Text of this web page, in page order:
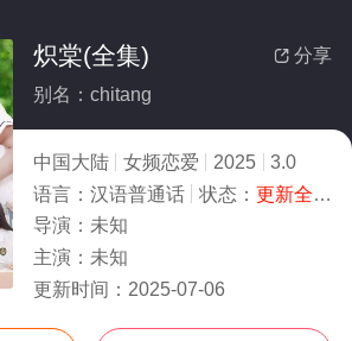
 分享
炽棠(全集)
别名：chitang
中国大陆 女频恋爱 2025
3.0
语言： 汉语普通话 状态： 更新全集
导演： 未知
主演： 未知
更新时间： 2025-07-06